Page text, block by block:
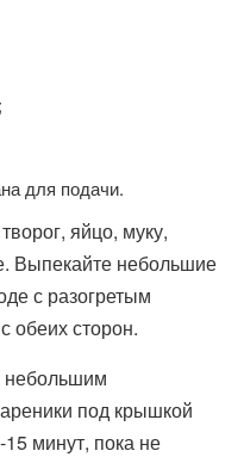
для подачи.
яйцо, муку,
Выпекайте небольшие
с разогретым
обеих сторон.
небольшим
под крышкой
минут, пока не